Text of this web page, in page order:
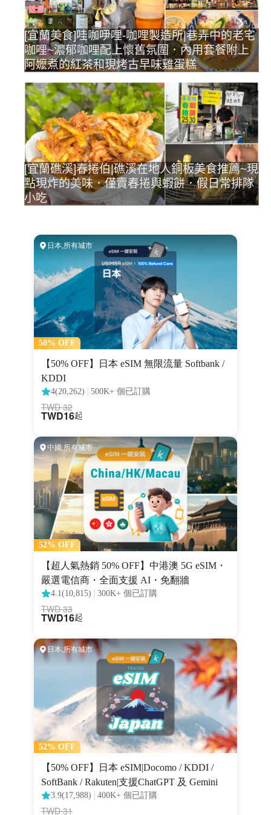
[宜蘭美食]哇咖吚哩-咖哩製造所|巷弄中的老宅
咖哩~濃郁咖哩配上懷舊氛圍．內用套餐附上
阿嬤煮的紅茶和現烤古早味雞蛋糕
[宜蘭礁溪]春捲伯|礁溪在地人銅板美食推薦~現
點現炸的美味．僅賣春捲與蝦餅．假日常排隊
小吃